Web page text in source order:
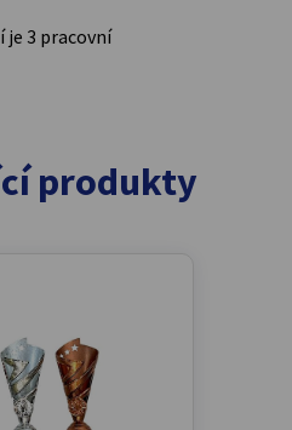
je 3 pracovní
produkty